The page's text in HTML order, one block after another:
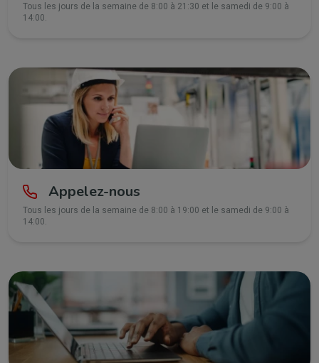
Tous les jours de la semaine de 8:00 à 21:30 et le samedi de 9:00 à
14:00.
Appelez-nous
Tous les jours de la semaine de 8:00 à 19:00 et le samedi de 9:00 à
14:00.